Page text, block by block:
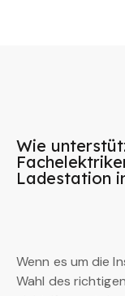
Wie
Ladestation
Wenn es um die
Wahl des